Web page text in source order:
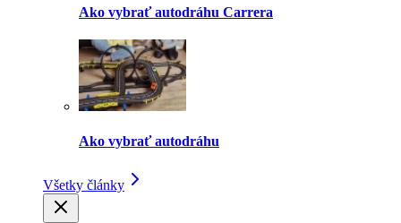
Ako vybrať autodráhu Carrera
Ako vybrať autodráhu
Všetky články